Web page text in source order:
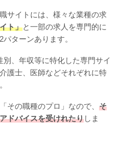
サイトには、様々な業種の求
ト」と一部の求人を専門的に
パターンあります。
、年収等に特化した専門サイ
護士、医師などそれぞれに特
その職種のプロ」なので、 そ
ドバイスを受けれたりしま